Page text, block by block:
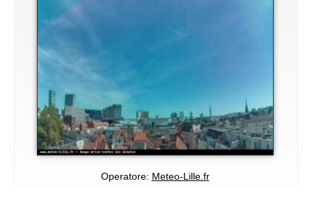
Operatore: Meteo-Lille.fr